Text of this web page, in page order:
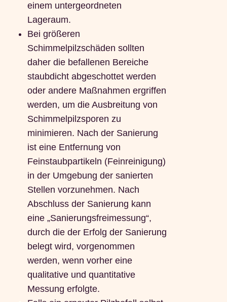
einem untergeordneten
Lageraum.
Bei größeren
Schimmelpilzschäden sollten
daher die befallenen Bereiche
staubdicht abgeschottet werden
oder andere Maßnahmen ergriffen
werden, um die Ausbreitung von
Schimmelpilzsporen zu
minimieren. Nach der Sanierung
ist eine Entfernung von
Feinstaubpartikeln (Feinreinigung)
in der Umgebung der sanierten
Stellen vorzunehmen. Nach
Abschluss der Sanierung kann
eine „Sanierungsfreimessung“,
durch die der Erfolg der Sanierung
belegt wird, vorgenommen
werden, wenn vorher eine
qualitative und quantitative
Messung erfolgte.